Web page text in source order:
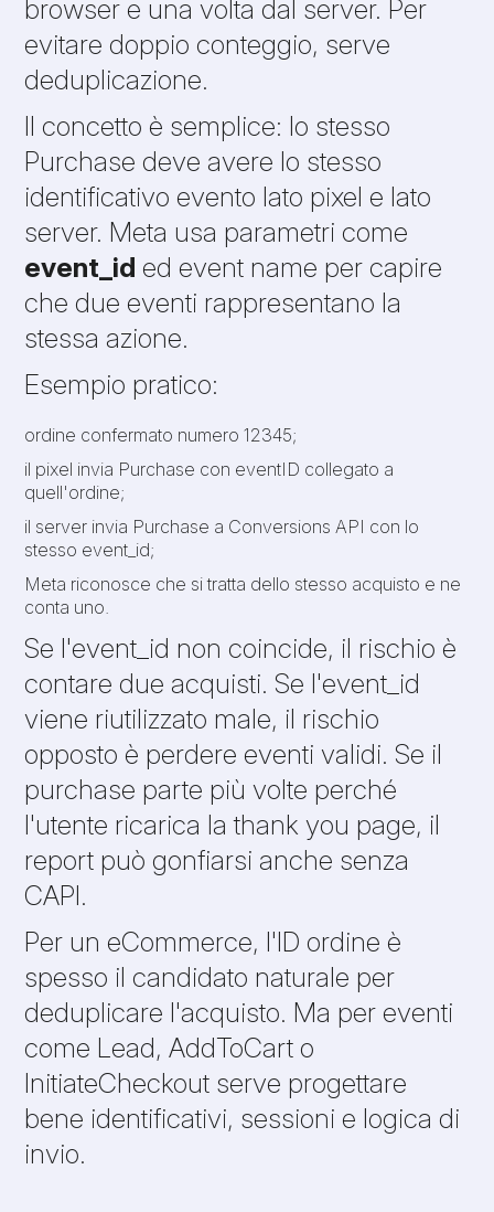
browser e una volta dal server. Per
evitare doppio conteggio, serve
deduplicazione.
Il concetto è semplice: lo stesso
Purchase deve avere lo stesso
identificativo evento lato pixel e lato
server. Meta usa parametri come
event_id ed event name per capire
che due eventi rappresentano la
stessa azione.
Esempio pratico:
ordine confermato numero 12345;
il pixel invia Purchase con eventID collegato a
quell'ordine;
il server invia Purchase a Conversions API con lo
stesso event_id;
Meta riconosce che si tratta dello stesso acquisto e ne
conta uno.
Se l'event_id non coincide, il rischio è
contare due acquisti. Se l'event_id
viene riutilizzato male, il rischio
opposto è perdere eventi validi. Se il
purchase parte più volte perché
l'utente ricarica la thank you page, il
report può gonfiarsi anche senza
CAPI.
Per un eCommerce, l'ID ordine è
spesso il candidato naturale per
deduplicare l'acquisto. Ma per eventi
come Lead, AddToCart o
InitiateCheckout serve progettare
bene identificativi, sessioni e logica di
invio.